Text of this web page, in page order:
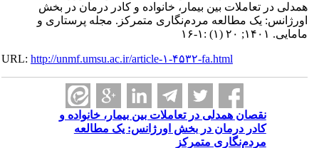
همدلی در تعاملات بین بیمار، خانواده و کادر درمان در بخش
اورژانس: یک مطالعه مردم‌نگاری متمرکز. مجله پرستاری و
مامایی. ۱۴۰۱; ۲۰ (۱) :۱-۱۶
URL:http://unmf.umsu.ac.ir/article-۱-۴۵۳۲-fa.html
نقصان همدلی در تعاملات بین بیمار، خانواده و
کادر درمان در بخش اورژانس: یک مطالعه
مردم‌نگاری متمرکز